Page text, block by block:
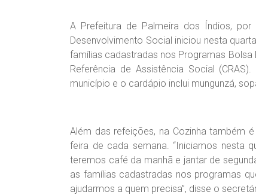
A Prefeitura de Palmeira dos Índios,
Desenvolvimento Social iniciou nesta
famílias cadastradas nos Programas Bolsa
Referência de Assistência Social
município e o cardápio inclui mungunzá,
Além das refeições, na Cozinha também
feira de cada semana. “Iniciamos nesta
teremos café da manhã e jantar de
as famílias cadastradas nos programas
ajudarmos a quem precisa”, disse o